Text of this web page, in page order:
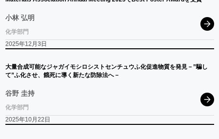
小林 弘明
化学部門
2025年12月3日
大量合成可能なジャガイモシロシストセンチュウふ化促進物質を発見－”騙し
て”ふ化させ、 餓死に導く 新たな防除法へ－
谷野 圭持
化学部門
2025年10月22日